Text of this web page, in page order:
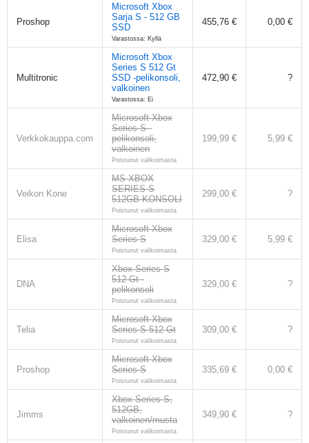
Proshop
Microsoft Xbox
Sarja S - 512 GB
SSD
Varastossa: Kyllä
455,76 € 0,00 €
Multitronic
Microsoft Xbox
Series S 512 Gt
SSD -pelikonsoli,
valkoinen
Varastossa: Ei
472,90 € ?
Verkkokauppa.com
Microsoft Xbox
Series S -
pelikonsoli,
valkoinen
Poistunut valikoimasta
199,99 € 5,99 €
Veikon Kone
MS XBOX
SERIES S
512GB KONSOLI
Poistunut valikoimasta
299,00 € ?
Elisa
Microsoft Xbox
Series S
Poistunut valikoimasta
329,00 € 5,99 €
DNA
Xbox Series S
512 Gt -
pelikonsoli
Poistunut valikoimasta
329,00 € ?
Telia
Microsoft Xbox
Series S 512 Gt
Poistunut valikoimasta
309,00 € ?
Proshop
Microsoft Xbox
Series S
Poistunut valikoimasta
335,69 € 0,00 €
Jimms
Xbox Series S,
512GB,
valkoinen/musta
Poistunut valikoimasta
349,90 € ?